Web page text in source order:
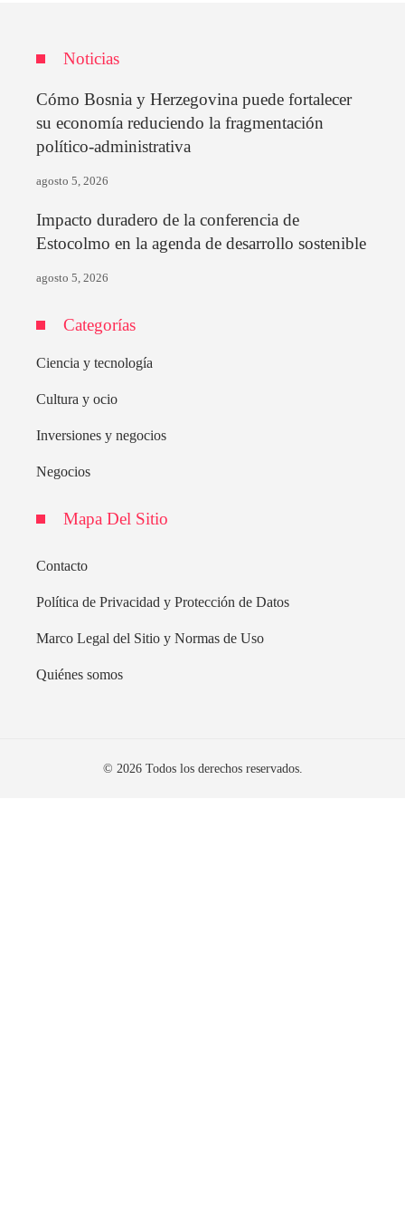
Noticias
Cómo Bosnia y Herzegovina puede fortalecer
su economía reduciendo la fragmentación
político-administrativa
agosto 5, 2026
Impacto duradero de la conferencia de
Estocolmo en la agenda de desarrollo sostenible
agosto 5, 2026
Categorías
Ciencia y tecnología
Cultura y ocio
Inversiones y negocios
Negocios
Mapa Del Sitio
Contacto
Política de Privacidad y Protección de Datos
Marco Legal del Sitio y Normas de Uso
Quiénes somos
© 2026 Todos los derechos reservados.